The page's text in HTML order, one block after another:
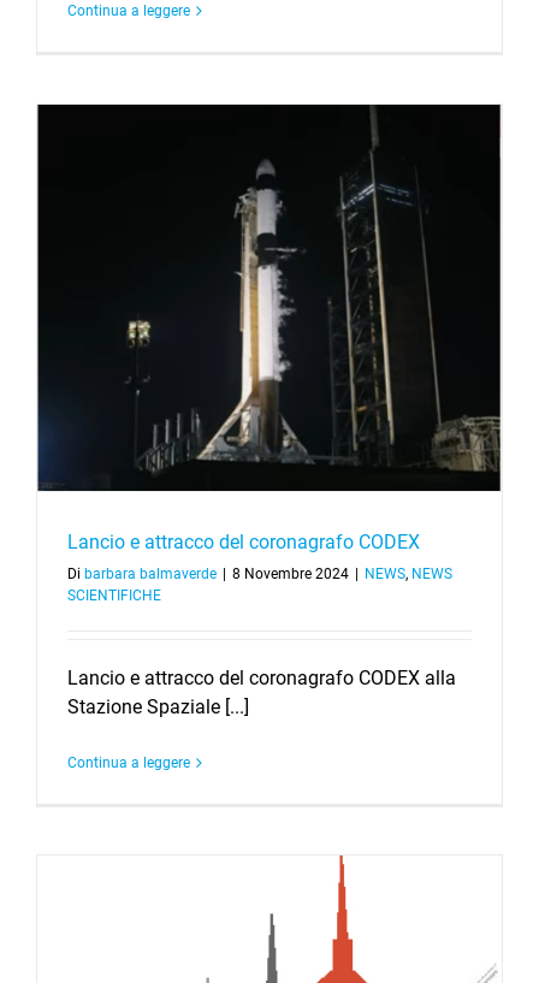
Continua a leggere
Lancio e attracco del coronagrafo CODEX
Di barbara balmaverde | 8 Novembre 2024 | NEWS, NEWS
SCIENTIFICHE
Lancio e attracco del coronagrafo CODEX alla
Stazione Spaziale [...]
Continua a leggere